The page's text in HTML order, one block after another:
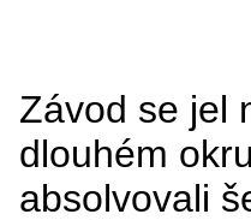
Závod se jel
dlouhém
absolvovali